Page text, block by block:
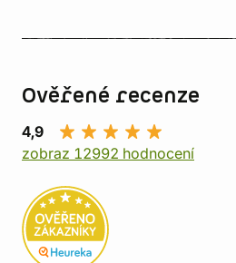
Ověřené recenze
4,9
zobraz 12992 hodnocení